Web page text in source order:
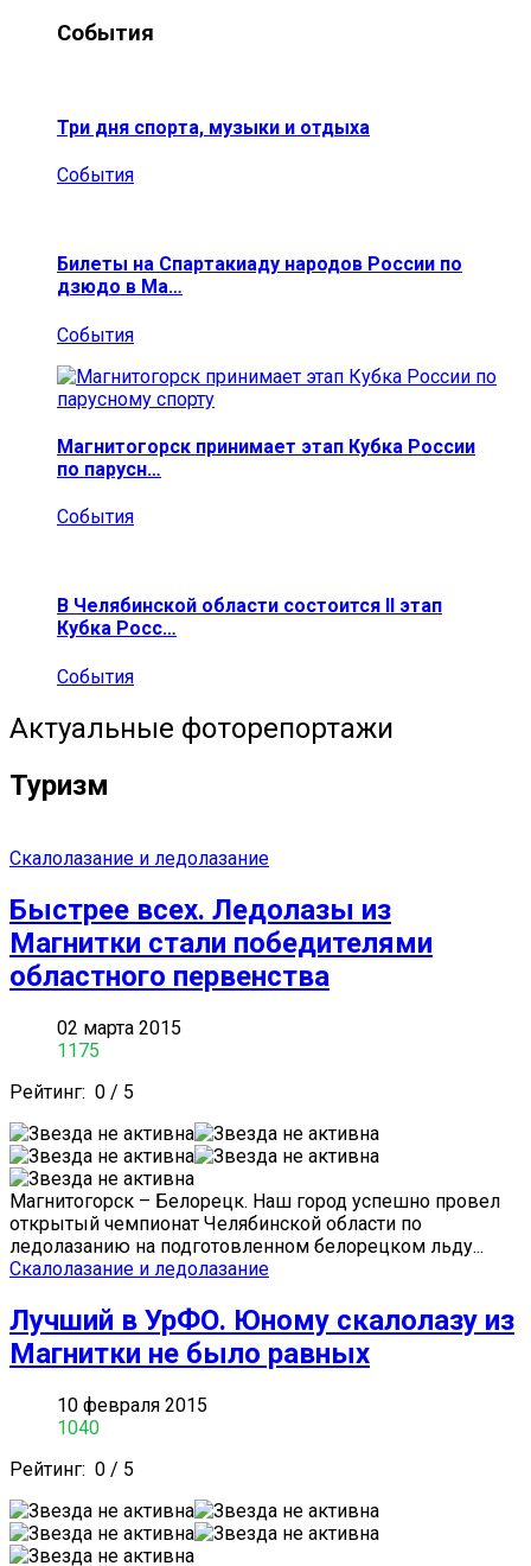
События
Три дня спорта, музыки и отдыха
События
Билеты на Спартакиаду народов России по
дзюдо в Ма…
События
Магнитогорск принимает этап Кубка России
по парусн…
События
В Челябинской области состоится II этап
Кубка Росс…
События
Актуальные фоторепортажи
Туризм
Скалолазание и ледолазание
Быстрее всех. Ледолазы из
Магнитки стали победителями
областного первенства
02 марта 2015
1175
Рейтинг: 0 / 5
Магнитогорск – Белорецк. Наш город успешно провел
открытый чемпионат Челябинской области по
ледолазанию на подготовленном белорецком льду...
Скалолазание и ледолазание
Лучший в УрФО. Юному скалолазу из
Магнитки не было равных
10 февраля 2015
1040
Рейтинг: 0 / 5